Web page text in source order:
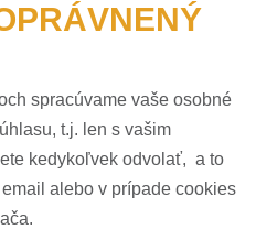
spracúvame vaše osobné
t.j. len s vašim
kedykoľvek odvolať, a to
alebo v prípade cookies